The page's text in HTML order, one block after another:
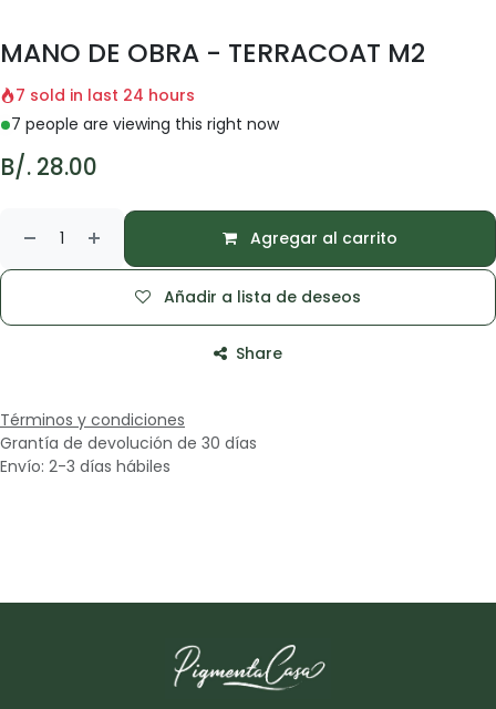
MANO DE OBRA - TERRACOAT M2
7 sold in last 24 hours
7 people are viewing this right now
B/. 28.00
Agregar al carrito
Añadir a lista de deseos
Share
Términos y condiciones
Grantía de devolución de 30 días
Envío: 2-3 días hábiles